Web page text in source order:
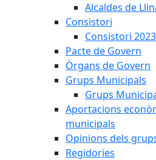
Alcaldes de
Consistori
Consistori
Pacte de Govern
Òrgans de Govern
Grups Municipals
Grups
Aportacions
municipals
Opinions dels
Regidories